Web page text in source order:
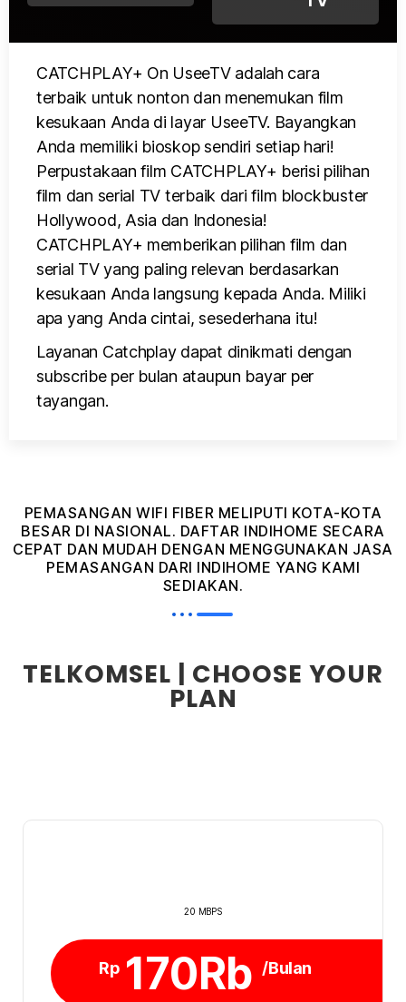
CATCHPLAY+ On UseeTV adalah cara
terbaik untuk nonton dan menemukan film
kesukaan Anda di layar UseeTV. Bayangkan
Anda memiliki bioskop sendiri setiap hari!
Perpustakaan film CATCHPLAY+ berisi pilihan
film dan serial TV terbaik dari film blockbuster
Hollywood, Asia dan Indonesia!
CATCHPLAY+ memberikan pilihan film dan
serial TV yang paling relevan berdasarkan
kesukaan Anda langsung kepada Anda. Miliki
apa yang Anda cintai, sesederhana itu!
Layanan Catchplay dapat dinikmati dengan
subscribe per bulan ataupun bayar per
tayangan.
PEMASANGAN WIFI FIBER MELIPUTI KOTA-KOTA
BESAR DI NASIONAL. DAFTAR INDIHOME SECARA
CEPAT DAN MUDAH DENGAN MENGGUNAKAN JASA
PEMASANGAN DARI INDIHOME YANG KAMI
SEDIAKAN.
TELKOMSEL | CHOOSE YOUR
PLAN
20 MBPS
Rp 170Rb /Bulan